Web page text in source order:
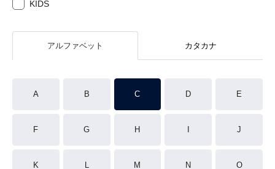
KIDS
アルファベット カタカナ
A B C D E
F G H J
K L M N O